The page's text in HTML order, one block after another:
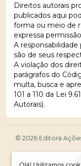
Direitos autorais
publicados aqui
forma ou meio de
expressa
A
são de seus
A violação dos
parágrafos do
multa, busca e
101 a 110 da Lei
Autorais).
© 2026 Editora